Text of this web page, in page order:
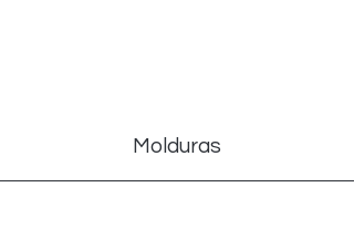
Molduras